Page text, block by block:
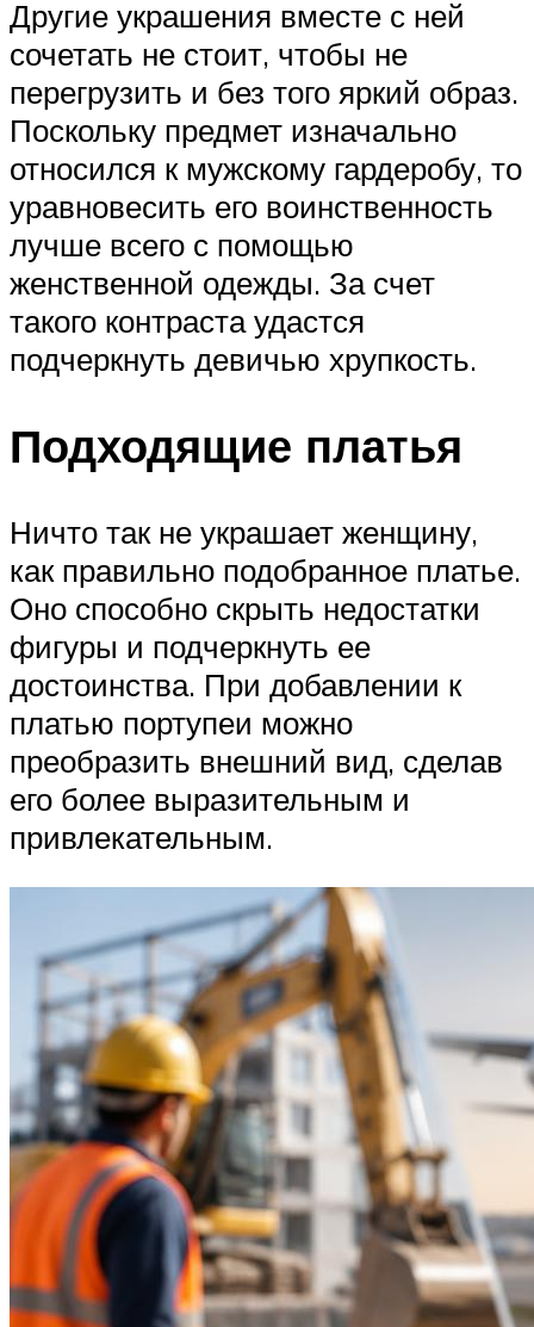
Другие украшения вместе с ней
сочетать не стоит, чтобы не
перегрузить и без того яркий образ.
Поскольку предмет изначально
относился к мужскому гардеробу, то
уравновесить его воинственность
лучше всего с помощью
женственной одежды. За счет
такого контраста удастся
подчеркнуть девичью хрупкость.
Подходящие платья
Ничто так не украшает женщину,
как правильно подобранное платье.
Оно способно скрыть недостатки
фигуры и подчеркнуть ее
достоинства. При добавлении к
платью портупеи можно
преобразить внешний вид, сделав
его более выразительным и
привлекательным.